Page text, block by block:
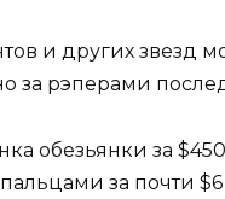
и других звезд
за рэперами
обезьянки за
за почти